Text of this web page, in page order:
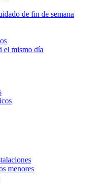
de fin de semana
el mismo día
menores